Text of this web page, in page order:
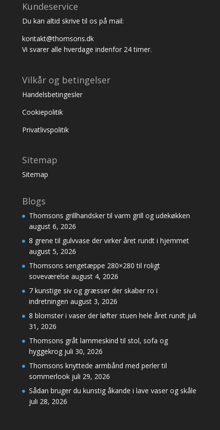
Kundeservice
Du kan altid skrive til os på mail:
kontakt@thomsons.dk
Vi svarer alle hverdage indenfor 24 timer.
Vilkår og betingelser
Handelsbetingesler
Cookiepolitik
Privatlivspolitik
Sitemap
Sitemap
Blogs
Thomsons grillhandsker til varm grill og udekøkken
august 6, 2026
8 grene til gulvvase der virker året rundt i hjemmet
august 5, 2026
Thomsons sengetæppe 280×280 til roligt
soveværelse august 4, 2026
7 kunstige siv og græsser der skaber ro i
indretningen august 3, 2026
8 blomster i vaser der løfter stuen hele året rundt juli
31, 2026
Thomsons gråt lammeskind til stol, sofa og
hyggekrog juli 30, 2026
Thomsons knyttede armbånd med perler til
sommerlook juli 29, 2026
Sådan bruger du kunstig åkande i lave vaser og skåle
juli 28, 2026